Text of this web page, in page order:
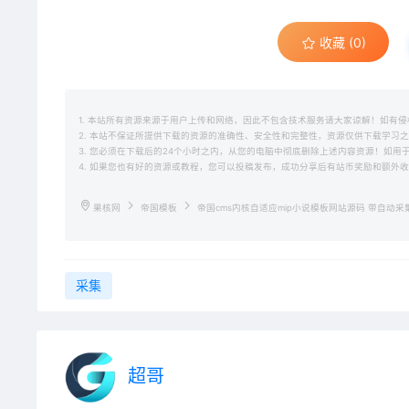
收藏 (0)
1. 本站所有资源来源于用户上传和网络，因此不包含技术服务请大家谅解！如有
2. 本站不保证所提供下载的资源的准确性、安全性和完整性，资源仅供下载学习
3. 您必须在下载后的24个小时之内，从您的电脑中彻底删除上述内容资源！如用
4. 如果您也有好的资源或教程，您可以投稿发布，成功分享后有站币奖励和额外
果核网 帝国模板 帝国cms内核自适应mip小说模板网站源码 带自动采
采集
超哥